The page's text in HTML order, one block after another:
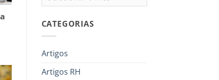
CATEGORIAS
Artigos
Artigos RH